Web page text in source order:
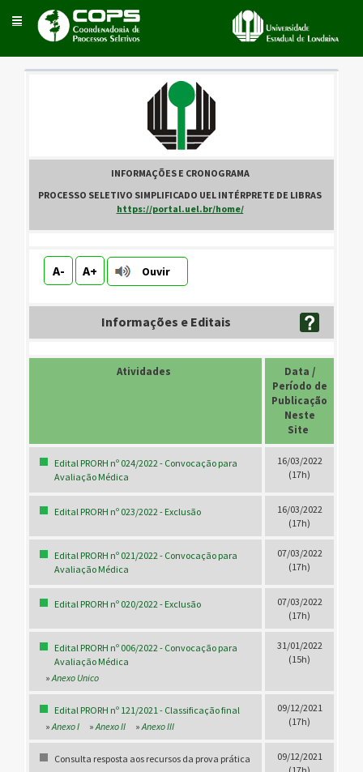
Toggle
navigation
INFORMAÇÕES E CRONOGRAMA.
PROCESSO SELETIVO SIMPLIFICADO UEL INTÉRPRETE DE LIBRAS
https://portal.uel.br/home/.
A- A+ Ouvir
Informações e Editais
Atividades
Data /
Período de
Publicação
Neste
Site
Edital PRORH nº 024/2022 - Convocação para
Avaliação Médica
16/03/2022
(17h)
Edital PRORH nº 023/2022 - Exclusão
16/03/2022
(17h)
Edital PRORH nº 021/2022 - Convocação para
Avaliação Médica
07/03/2022
(17h)
Edital PRORH nº 020/2022 - Exclusão
07/03/2022
(17h)
Edital PRORH nº 006/2022 - Convocação para
Avaliação Médica
»Anexo Unico
31/01/2022
(15h)
Edital PRORH nº 121/2021 - Classificação final
»Anexo I »Anexo II »Anexo III
09/12/2021
(17h)
Consulta resposta aos recursos da prova prática
09/12/2021